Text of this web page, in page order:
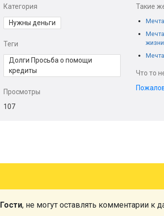
Категория
Нужны деньги
Теги
Долги Просьба о помощи
кредиты
Просмотры
107
Такие
жизни
Что то
Гости, не могут оставлять комментарии к